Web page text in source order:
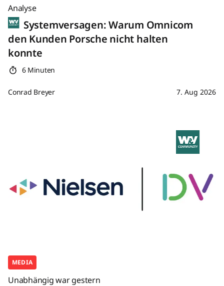
Analyse
Systemversagen: Warum Omnicom
den Kunden Porsche nicht halten
konnte
6 Minuten
Conrad Breyer 7. Aug 2026
MEDIA
Unabhängig war gestern